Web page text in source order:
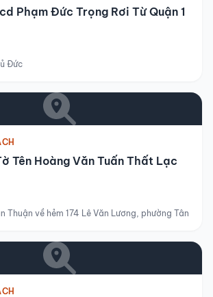
Phạm Đức Trọng Rơi Từ Quận 1
Đức
Tên Hoàng Văn Tuấn Thất Lạc
Thuận về hẻm 174 Lê Văn Lương, phường Tân